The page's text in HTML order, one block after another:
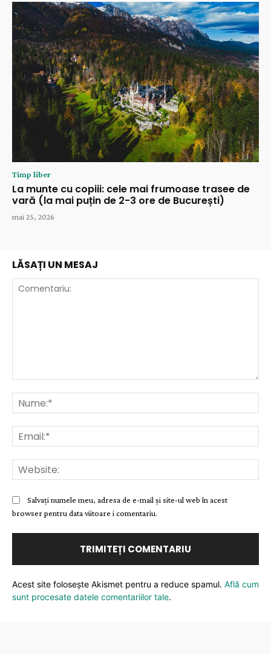
Timp liber
La munte cu copiii: cele mai frumoase trasee de
vară (la mai puțin de 2-3 ore de București)
mai 25, 2026
LĂSAȚI UN MESAJ
Salvați numele meu, adresa de e-mail și site-ul web în acest
browser pentru data viitoare i comentariu.
Acest site folosește Akismet pentru a reduce spamul. Află cum
sunt procesate datele comentariilor tale.